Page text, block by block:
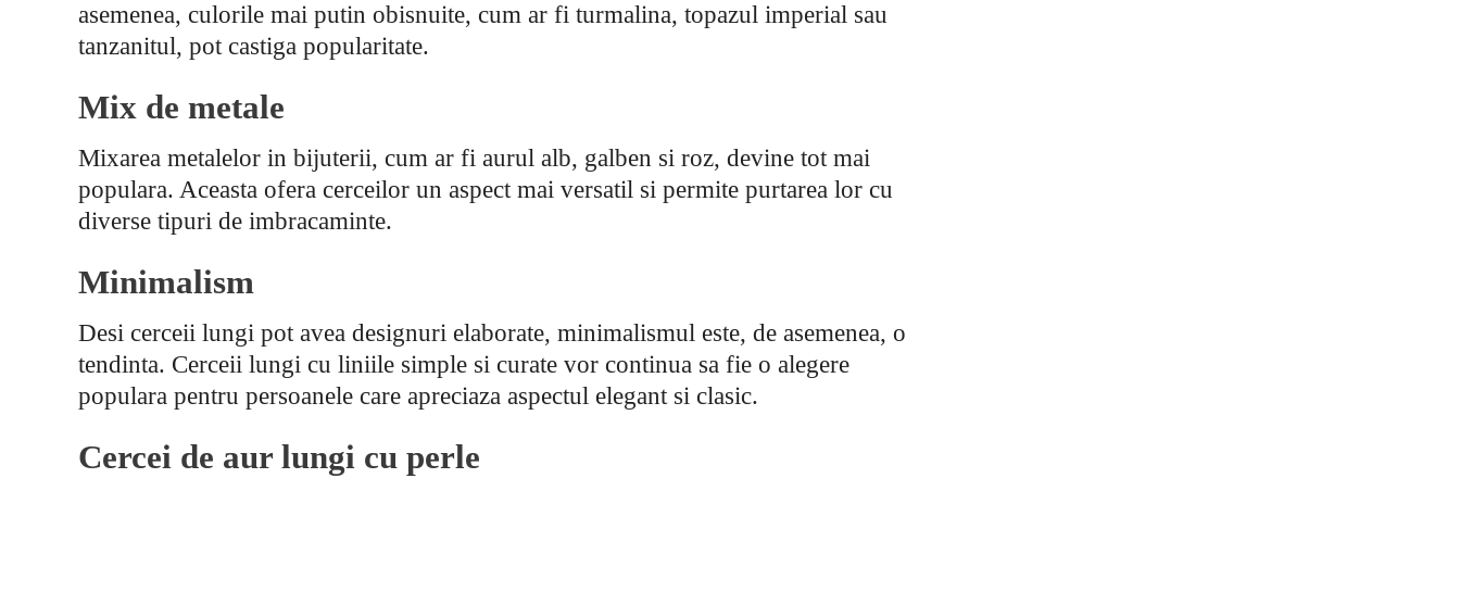
asemenea, culorile mai putin obisnuite, cum ar fi turmalina, topazul imperial sau
tanzanitul, pot castiga popularitate.
Mix de metale
Mixarea metalelor in bijuterii, cum ar fi aurul alb, galben si roz, devine tot mai
populara. Aceasta ofera cerceilor un aspect mai versatil si permite purtarea lor cu
diverse tipuri de imbracaminte.
Minimalism
Desi cerceii lungi pot avea designuri elaborate, minimalismul este, de asemenea, o
tendinta. Cerceii lungi cu liniile simple si curate vor continua sa fie o alegere
populara pentru persoanele care apreciaza aspectul elegant si clasic.
Cercei de aur lungi cu perle